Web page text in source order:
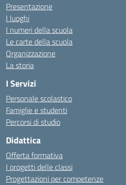
Presentazione
I luoghi
I numeri della scuola
Le carte della scuola
Organizzazione
La storia
I Servizi
Personale scolastico
Famiglie e studenti
Percorsi di studio
Didattica
Offerta formativa
I progetti delle classi
Progettazioni per competenze